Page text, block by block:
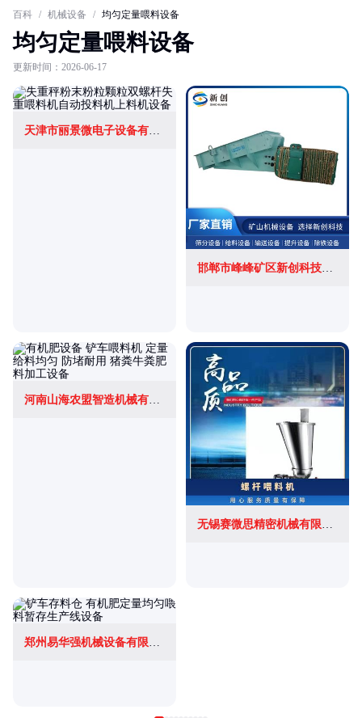
百科 / 机械设备 / 均匀定量喂料设备
均匀定量喂料设备
更新时间：2026-06-17
天津市丽景微电子设备有限公司
邯郸市峰峰矿区新创科技有限公司
郑州易华强机械设备有限公司